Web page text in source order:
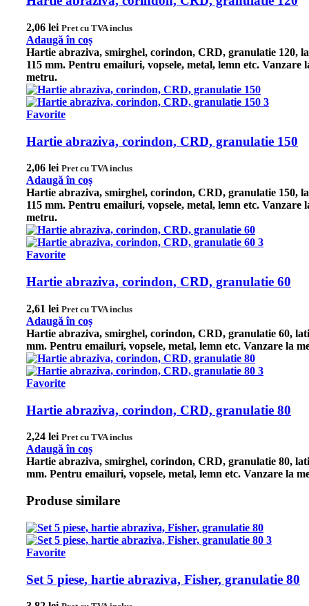
2,06 lei Pret cu TVA inclus
Adaugă în coș
Hartie abraziva, smirghel, corindon, CRD, granulatie 120,
115 mm. Pentru emailuri, vopsele, metal, lemn etc. Vanzare
metru.
Favorite
Hartie abraziva, corindon, CRD, granulatie 150
2,06 lei Pret cu TVA inclus
Adaugă în coș
Hartie abraziva, smirghel, corindon, CRD, granulatie 150,
115 mm. Pentru emailuri, vopsele, metal, lemn etc. Vanzare
metru.
Favorite
Hartie abraziva, corindon, CRD, granulatie 60
2,61 lei Pret cu TVA inclus
Adaugă în coș
Hartie abraziva, smirghel, corindon, CRD, granulatie 60,
mm. Pentru emailuri, vopsele, metal, lemn etc. Vanzare la
Favorite
Hartie abraziva, corindon, CRD, granulatie 80
2,24 lei Pret cu TVA inclus
Adaugă în coș
Hartie abraziva, smirghel, corindon, CRD, granulatie 80,
mm. Pentru emailuri, vopsele, metal, lemn etc. Vanzare la
Produse similare
Favorite
Set 5 piese, hartie abraziva, Fisher, granulatie 80